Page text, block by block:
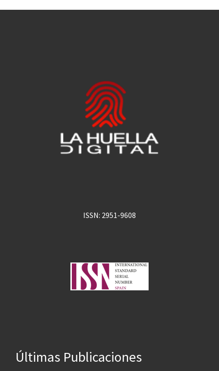
ISSN: 2951-9608
Últimas Publicaciones